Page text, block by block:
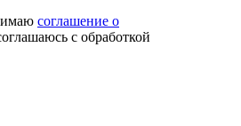
соглашение о
с обработкой